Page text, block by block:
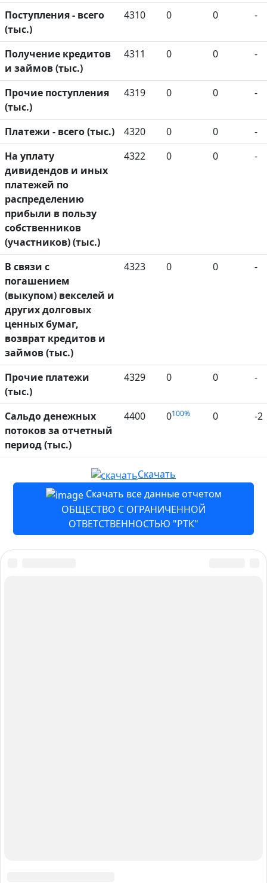
Поступления - всего
(тыс.)
4310 0 0 -
Получение кредитов
и займов (тыс.)
4311 0 0 -
Прочие поступления
(тыс.)
4319 0 0 -
Платежи - всего (тыс.) 4320 0 0
-
На уплату
дивидендов и иных
платежей по
распределению
прибыли в пользу
собственников
(участников) (тыс.)
4322 0 0 -
В связи с
погашением
(выкупом) векселей и
других долговых
ценных бумаг,
возврат кредитов и
займов (тыс.)
4323 0 0 -
Прочие платежи
(тыс.)
4329 0 0 -
Сальдо денежных
потоков за отчетный
период (тыс.)
4400 0100% 0 -2
Скачать
Скачать все данные отчетом
ОБЩЕСТВО С ОГРАНИЧЕННОЙ
ОТВЕТСТВЕННОСТЬЮ "РТК"